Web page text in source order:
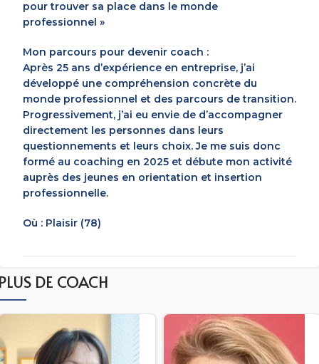
pour trouver sa place dans le monde
professionnel »
Mon parcours pour devenir coach :
Après 25 ans d’expérience en entreprise, j’ai
développé une compréhension concrète du
monde professionnel et des parcours de transition.
Progressivement, j’ai eu envie de d’accompagner
directement les personnes dans leurs
questionnements et leurs choix. Je me suis donc
formé au coaching en 2025 et débute mon activité
auprès des jeunes en orientation et insertion
professionnelle.
Où : Plaisir (78)